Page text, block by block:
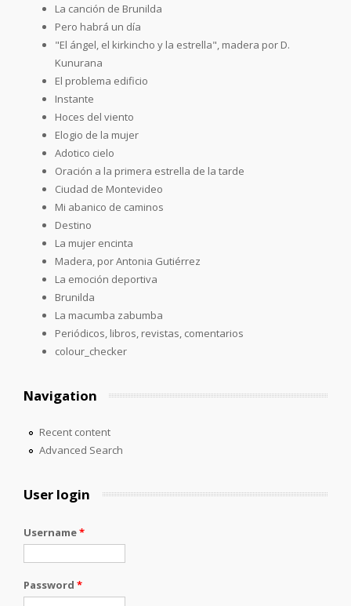
La canción de Brunilda
Pero habrá un día
"El ángel, el kirkincho y la estrella", madera por D.
Kunurana
El problema edificio
Instante
Hoces del viento
Elogio de la mujer
Adotico cielo
Oración a la primera estrella de la tarde
Ciudad de Montevideo
Mi abanico de caminos
Destino
La mujer encinta
Madera, por Antonia Gutiérrez
La emoción deportiva
Brunilda
La macumba zabumba
Periódicos, libros, revistas, comentarios
colour_checker
Navigation
Recent content
Advanced Search
User login
Username*
Password *